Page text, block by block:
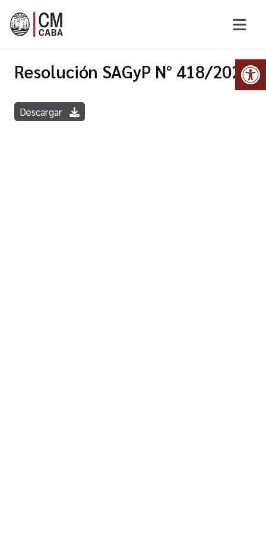
Resolución SAGyP N° 418/2022
Descargar